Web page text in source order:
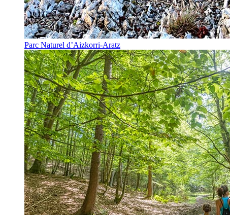
Parc Naturel d’Aizkorri-Aratz